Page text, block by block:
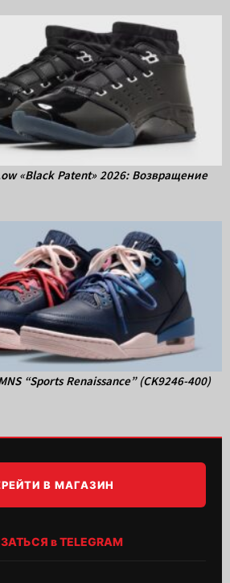
«Black Patent» 2026: Возвращение
“Sports Renaissance” (CK9246-400)
В МАГАЗИН
в TELEGRAM